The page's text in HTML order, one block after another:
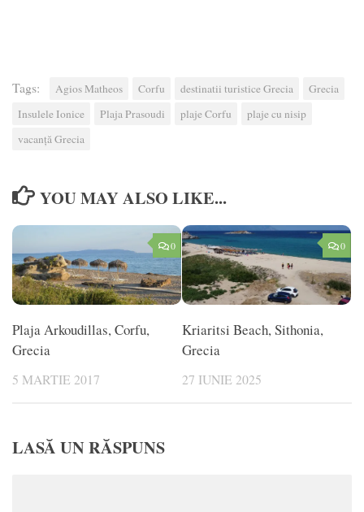
Tags: Agios Matheos Corfu destinatii turistice Grecia
Grecia
Insulele Ionice
Plaja Prasoudi plaje Corfu
plaje cu nisip
vacanță Grecia
YOU MAY ALSO LIKE...
0
Plaja Arkoudillas, Corfu,
Grecia
5 MARTIE 2017
0
Kriaritsi Beach, Sithonia,
Grecia
27 IUNIE 2025
LASĂ UN RĂSPUNS